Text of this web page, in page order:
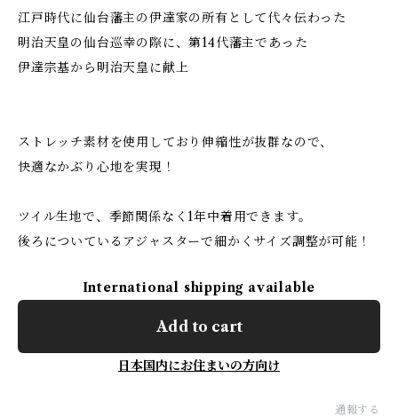
江戸時代に仙台藩主の伊達家の所有として代々伝わった
明治天皇の仙台巡幸の際に、第14代藩主であった
伊達宗基から明治天皇に献上
ストレッチ素材を使用しており伸縮性が抜群なので、
快適なかぶり心地を実現！
ツイル生地で、季節関係なく1年中着用できます。
後ろについているアジャスターで細かくサイズ調整が可能！
International shipping available
Add to cart
日本国内にお住まいの方向け
通報する